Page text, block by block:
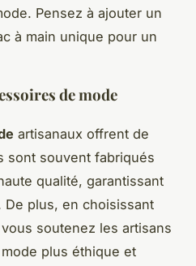
Pensez à ajouter un
à main unique pour un
de mode
artisanaux offrent de
sont souvent fabriqués
qualité, garantissant
plus, en choisissant
soutenez les artisans
plus éthique et